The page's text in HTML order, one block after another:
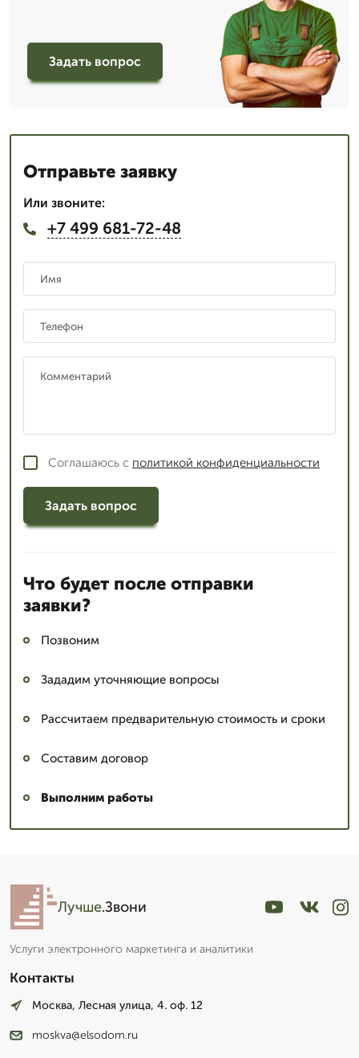
Задать вопрос
Отправьте заявку
Или звоните:
+7 499 681-72-48
Соглашаюсь с политикой конфиденциальности
Задать вопрос
Что будет после отправки
заявки?
Позвоним
Зададим уточняющие вопросы
Рассчитаем предварительную стоимость и сроки
Составим договор
Выполним работы
Лучше.Звони
Услуги электронного маркетинга и аналитики
Контакты
Москва, Лесная улица, 4. оф. 12
moskva@elsodom.ru